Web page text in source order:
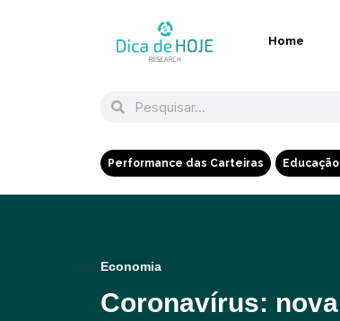
Home
Performance das Carteiras
Economia
Coronavírus: